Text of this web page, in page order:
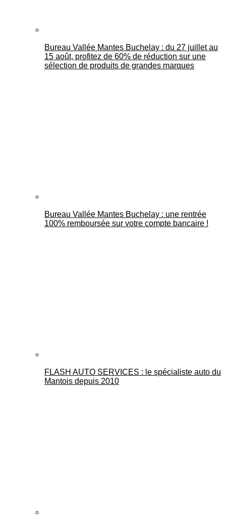
Bureau Vallée Mantes Buchelay : du 27 juillet au
15 août, profitez de 60% de réduction sur une
sélection de produits de grandes marques
Bureau Vallée Mantes Buchelay : une rentrée
100% remboursée sur votre compte bancaire !
FLASH AUTO SERVICES : le spécialiste auto du
Mantois depuis 2010